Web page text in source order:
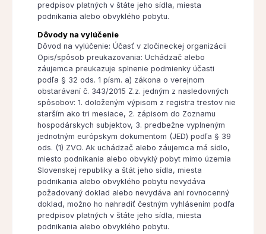
predpisov platných v štáte jeho sídla, miesta
podnikania alebo obvyklého pobytu.
Dôvody na vylúčenie
Dôvod na vylúčenie: Účasť v zločineckej organizácii
Opis/spôsob preukazovania: Uchádzač alebo
záujemca preukazuje splnenie podmienky účasti
podľa § 32 ods. 1 písm. a) zákona o verejnom
obstarávaní č. 343/2015 Z.z. jedným z nasledovných
spôsobov: 1. doloženým výpisom z registra trestov nie
starším ako tri mesiace, 2. zápisom do Zoznamu
hospodárskych subjektov, 3. predbežne vyplneným
jednotným európskym dokumentom (JED) podľa § 39
ods. (1) ZVO. Ak uchádzač alebo záujemca má sídlo,
miesto podnikania alebo obvyklý pobyt mimo územia
Slovenskej republiky a štát jeho sídla, miesta
podnikania alebo obvyklého pobytu nevydáva
požadovaný doklad alebo nevydáva ani rovnocenný
doklad, možno ho nahradiť čestným vyhlásením podľa
predpisov platných v štáte jeho sídla, miesta
podnikania alebo obvyklého pobytu.